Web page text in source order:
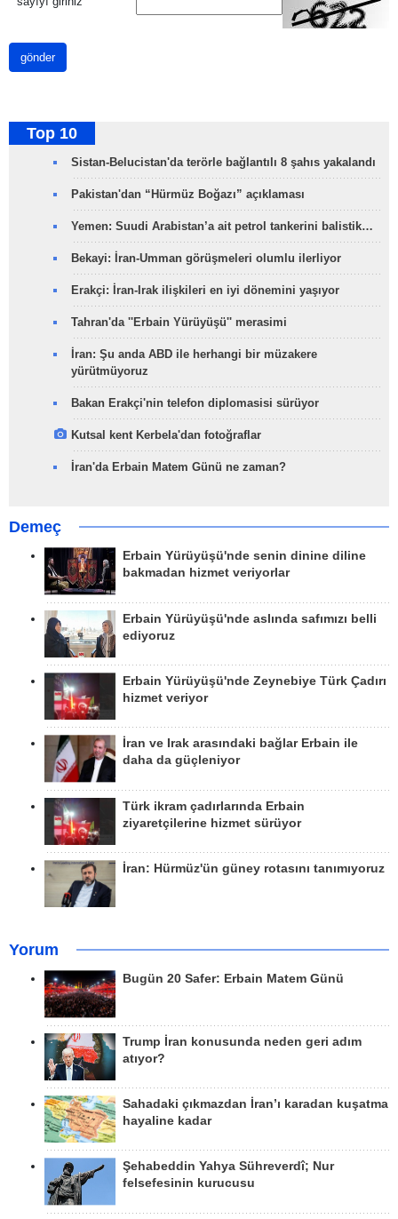
gönder
Top 10
Sistan-Belucistan'da terörle bağlantılı 8 şahıs yakalandı
Pakistan'dan “Hürmüz Boğazı” açıklaması
Yemen: Suudi Arabistan’a ait petrol tankerini balistik…
Bekayi: İran-Umman görüşmeleri olumlu ilerliyor
Erakçi: İran-Irak ilişkileri en iyi dönemini yaşıyor
Tahran'da ''Erbain Yürüyüşü'' merasimi
İran: Şu anda ABD ile herhangi bir müzakere
yürütmüyoruz
Bakan Erakçi'nin telefon diplomasisi sürüyor
Kutsal kent Kerbela'dan fotoğraflar
İran'da Erbain Matem Günü ne zaman?
Demeç
Erbain Yürüyüşü'nde senin dinine diline
bakmadan hizmet veriyorlar
Erbain Yürüyüşü'nde aslında safımızı belli
ediyoruz
Erbain Yürüyüşü'nde Zeynebiye Türk Çadırı
hizmet veriyor
İran ve Irak arasındaki bağlar Erbain ile
daha da güçleniyor
Türk ikram çadırlarında Erbain
ziyaretçilerine hizmet sürüyor
İran: Hürmüz'ün güney rotasını tanımıyoruz
Yorum
Bugün 20 Safer: Erbain Matem Günü
Trump İran konusunda neden geri adım
atıyor?
Sahadaki çıkmazdan İran’ı karadan kuşatma
hayaline kadar
Şehabeddin Yahya Sühreverdî; Nur
felsefesinin kurucusu